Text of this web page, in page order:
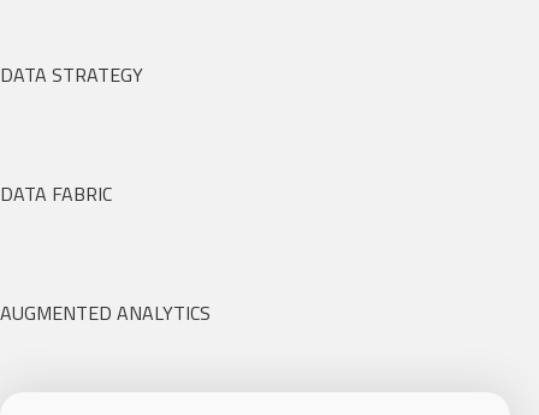
DATA STRATEGY
DATA FABRIC
AUGMENTED ANALYTICS